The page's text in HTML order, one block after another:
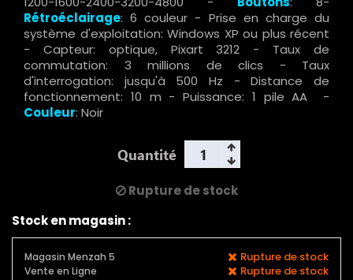
Rétroéclairage: 6 couleur - Prise en charge du
système d'exploitation: Windows XP ou plus récent
- Capteur: optique, Pixart 3212 - Taux de
commutation: 3 millions de clics - Taux
d'interrogation: jusqu'à 500 Hz - Distance de
fonctionnement: 10 m - Puissance: 1 pile AA -
Couleur: Noir
Quantité
Rupture de stock
Stock en magasin :
Magasin Menzah 5 Rupture de stock
Vente en Ligne Rupture de stock